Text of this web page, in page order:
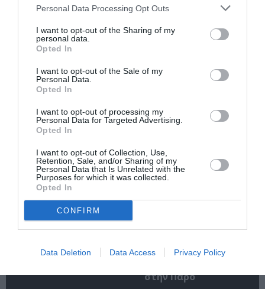
Personal Data Processing Opt Outs
I want to opt-out of the Sharing of my
personal data.
Opted In
I want to opt-out of the Sale of my
Personal Data.
Opted In
I want to opt-out of processing my
Personal Data for Targeted Advertising.
Opted In
I want to opt-out of Collection, Use,
Retention, Sale, and/or Sharing of my
Personal Data that Is Unrelated with the
Purposes for which it was collected.
Opted In
CONFIRM
Data Deletion Data Access Privacy Policy
Mania The Abba
μοναδική συναυλία
στο Christmas
Theater
Heep στο Floyd
Οι Arab Strap στο
Stage
Τα τραγούδια μας:
Ευανθία
Ρεμπούτσικα και
στην Πάρο